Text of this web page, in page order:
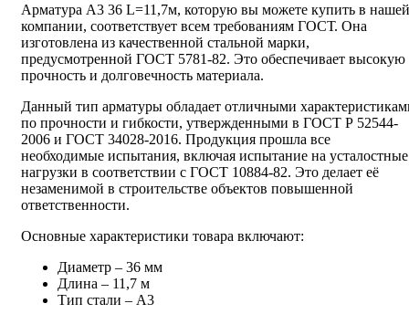
Арматура А3 36 L=11,7м, которую вы можете купить в нашей
компании, соответствует всем требованиям ГОСТ. Она
изготовлена из качественной стальной марки,
предусмотренной ГОСТ 5781-82. Это обеспечивает высокую
прочность и долговечность материала.
Данный тип арматуры обладает отличными
по прочности и гибкости, утвержденными в ГОСТ Р 52544-
2006 и ГОСТ 34028-2016. Продукция прошла все
необходимые испытания, включая испытание на усталостные
нагрузки в соответствии с ГОСТ 10884-82. Это делает её
незаменимой в строительстве объектов повышенной
ответственности.
Основные характеристики товара включают:
Диаметр – 36 мм
Длина – 11,7 м
Тип стали – А3